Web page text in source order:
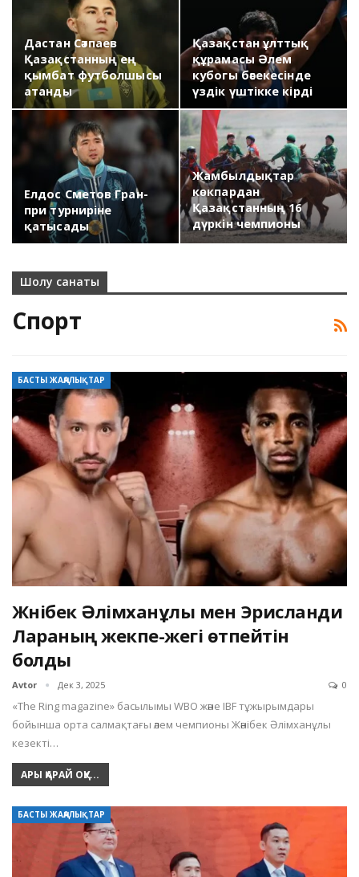
Дастан Сәтпаев
Қазақстанның ең
қымбат футболшысы
атанды
Қазақстан ұлттық
құрамасы Әлем
кубогы бәсекесінде
үздік үштікке кірді
Елдос Сметов Гран-
при турниріне
қатысады
Жамбылдықтар
көкпардан
Қазақстанның 16
дүркін чемпионы
атанды
Шолу санаты
Спорт
БАСТЫ ЖАҢАЛЫҚТАР
Жәнібек Әлімханұлы мен Эрисланди
Лараның жекпе-жегі өтпейтін
болды
Avtor Дек 3, 2025 0
«The Ring magazine» басылымы WBO және IBF тұжырымдары
бойынша орта салмақтағы әлем чемпионы Жәнібек Әлімханұлы
кезекті…
АРЫ ҚАРАЙ ОҚУ...
БАСТЫ ЖАҢАЛЫҚТАР